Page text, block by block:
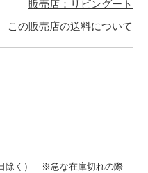
販売店：リビングート
この販売店の送料について
除く） ※急な在庫切れの際